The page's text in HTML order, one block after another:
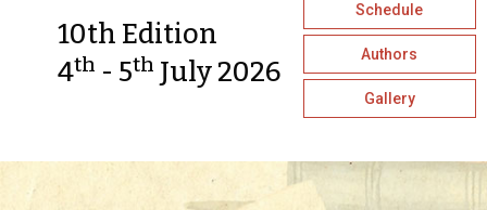
10th Edition
4th - 5th July 2026
Schedule
Authors
Gallery